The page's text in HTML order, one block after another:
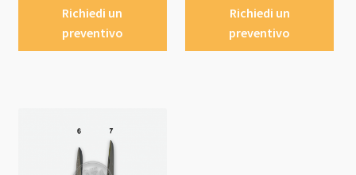
Richiedi un
preventivo
Richiedi un
preventivo